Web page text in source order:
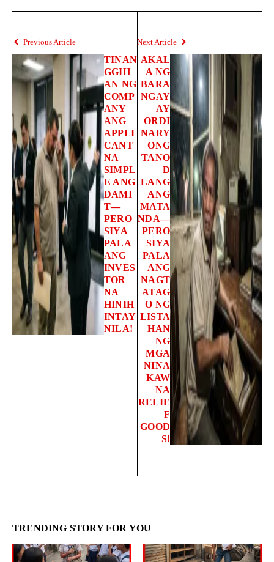
Previous Article
TINAN
GGIH
AN NG
COMP
ANY
ANG
APPLI
CANT
NA
SIMPL
E ANG
DAMI
T—
PERO
SIYA
PALA
ANG
INVES
TOR
NA
HINIH
INTAY
NILA!
Next Article
AKAL
A NG
BARA
NGAY
AY
ORDI
NARY
ONG
TANO
D
LANG
ANG
MATA
NDA—
PERO
SIYA
PALA
ANG
NAGT
ATAG
O NG
LISTA
HAN
NG
MGA
NINA
KAW
NA
RELIE
F
GOOD
S!
TRENDING STORY FOR YOU